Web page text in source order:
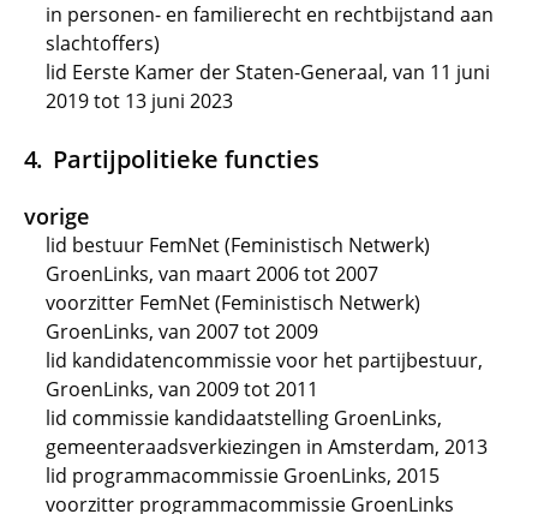
in personen- en familierecht en rechtbijstand aan
slachtoffers)
lid Eerste Kamer der Staten-Generaal, van 11 juni
2019 tot 13 juni 2023
Partijpolitieke functies
vorige
lid bestuur FemNet (Feministisch Netwerk)
GroenLinks, van maart 2006 tot 2007
voorzitter FemNet (Feministisch Netwerk)
GroenLinks, van 2007 tot 2009
lid kandidatencommissie voor het partijbestuur,
GroenLinks, van 2009 tot 2011
lid commissie kandidaatstelling GroenLinks,
gemeenteraadsverkiezingen in Amsterdam, 2013
lid programmacommissie GroenLinks, 2015
voorzitter programmacommissie GroenLinks